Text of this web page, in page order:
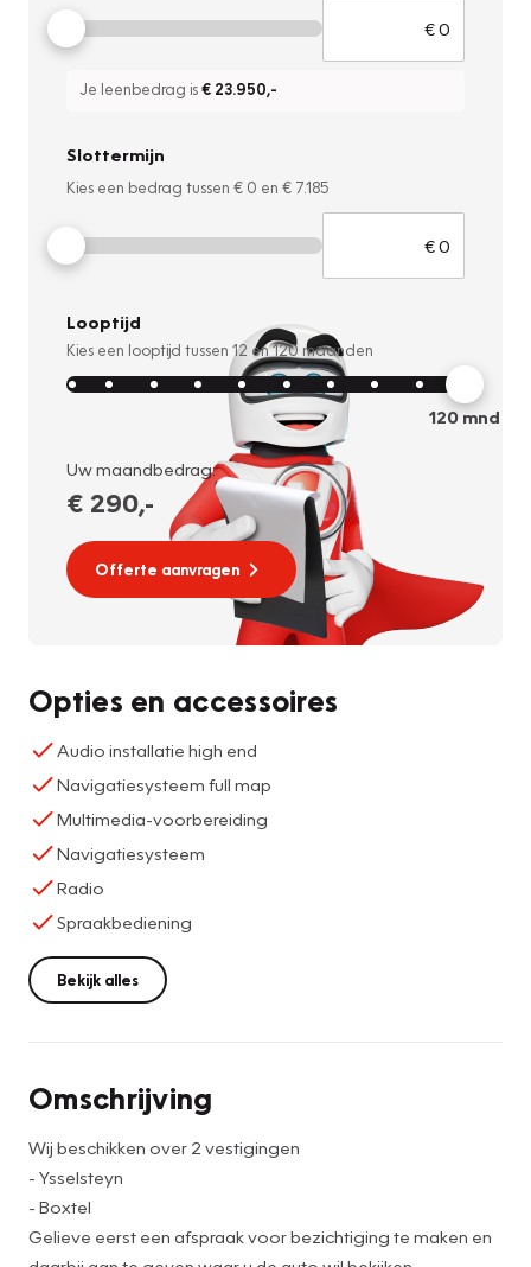
Je leenbedrag is€ 23.950,-
Slottermijn
Kies een bedrag tussen € 0 en € 7.185
Looptijd
Kies een looptijd tussen 12 en120 maanden
120mnd
Uw maandbedrag:
€ 290,-
Offerte aanvragen
Opties en accessoires
Audio installatie high end
Navigatiesysteem full map
Multimedia-voorbereiding
Navigatiesysteem
Radio
Spraakbediening
Bekijk alles
Omschrijving
Wij beschikken over 2 vestigingen
- Ysselsteyn
- Boxtel
Gelieve eerst een afspraak voor bezichtiging te maken en